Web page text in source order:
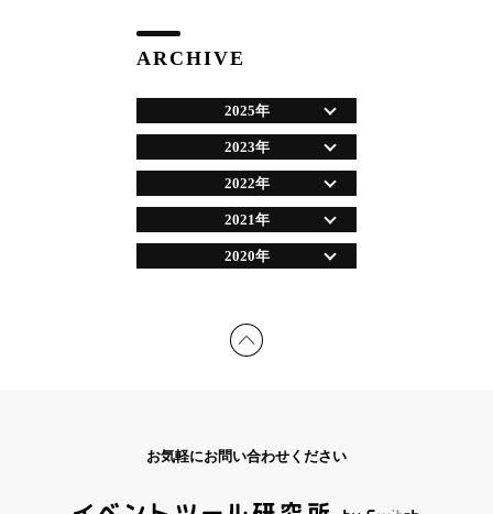
ARCHIVE
2025年
2023年
2022年
2021年
2020年
お気軽にお問い合わせください